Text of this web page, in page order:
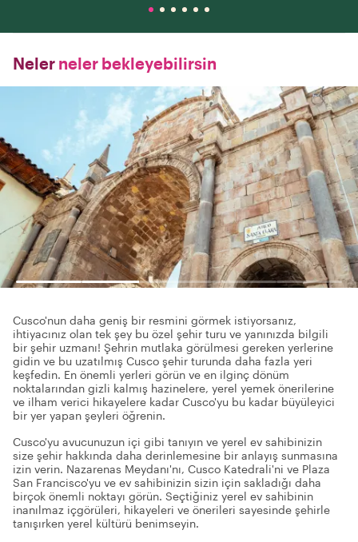
Neler neler bekleyebilirsin
Cusco'nun daha geniş bir resmini görmek istiyorsanız,
ihtiyacınız olan tek şey bu özel şehir turu ve yanınızda bilgili
bir şehir uzmanı! Şehrin mutlaka görülmesi gereken yerlerine
gidin ve bu uzatılmış Cusco şehir turunda daha fazla yeri
keşfedin. En önemli yerleri görün ve en ilginç dönüm
noktalarından gizli kalmış hazinelere, yerel yemek önerilerine
ve ilham verici hikayelere kadar Cusco'yu bu kadar büyüleyici
bir yer yapan şeyleri öğrenin.
Cusco'yu avucunuzun içi gibi tanıyın ve yerel ev sahibinizin
size şehir hakkında daha derinlemesine bir anlayış sunmasına
izin verin. Nazarenas Meydanı'nı, Cusco Katedrali'ni ve Plaza
San Francisco'yu ve ev sahibinizin sizin için sakladığı daha
birçok önemli noktayı görün. Seçtiğiniz yerel ev sahibinin
inanılmaz içgörüleri, hikayeleri ve önerileri sayesinde şehirle
tanışırken yerel kültürü benimseyin.